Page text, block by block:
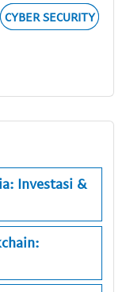
CYBER SECURITY
Investasi &